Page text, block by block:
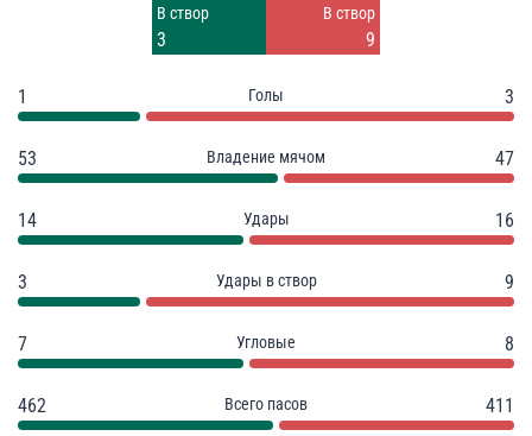
В створ
3
В створ
9
1 Голы 3
53 Владение мячом 47
14 Удары 16
3 Удары в створ 9
7 Угловые 8
462 Всего пасов 411